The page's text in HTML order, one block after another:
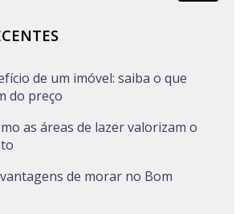
de um imóvel: saiba o que
do preço
as áreas de lazer valorizam o
de morar no Bom